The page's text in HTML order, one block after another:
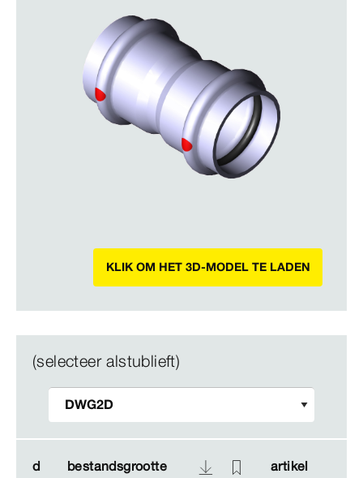
KLIK OM HET 3D-MODEL TE LADEN
(selecteer alstublieft)
d bestandsgrootte artikel
d bestandsgrootte artikel